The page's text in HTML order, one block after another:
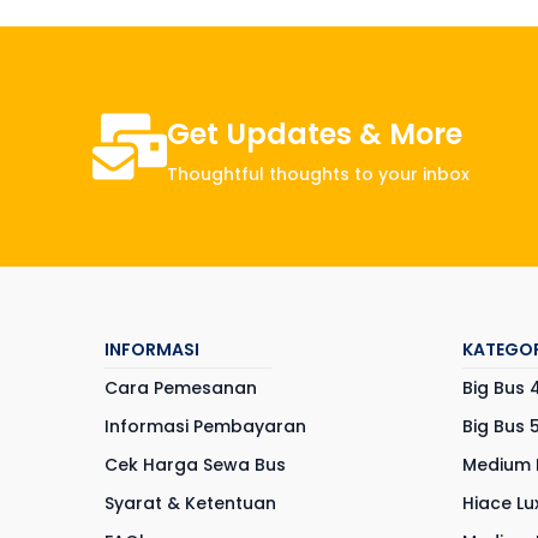
Get Updates & More
Thoughtful thoughts to your inbox
INFORMASI
Cara Pemesanan
Informasi Pembayaran
Cek Harga Sewa Bus
Syarat & Ketentuan
Big Bus
Big Bus
Medium
Hiace